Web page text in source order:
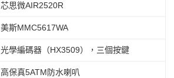
芯思微AIR2520R
美斯MMC5617WA
光學編碼器（HX3509），三個按鍵
高保真5ATM防水喇叭